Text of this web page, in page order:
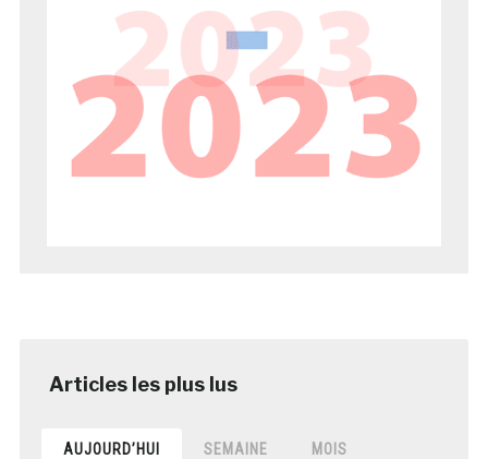
AUJOURD’HUI SEMAINE MOIS